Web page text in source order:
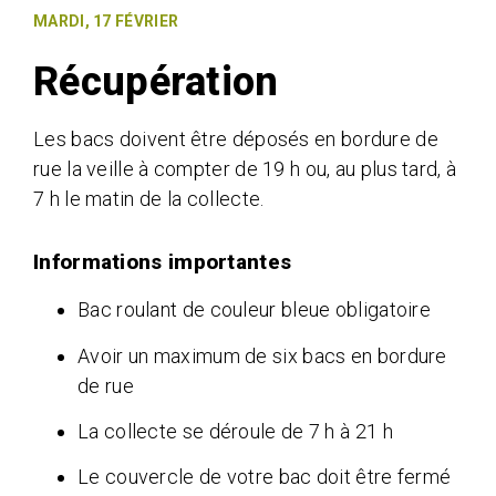
MARDI, 17 FÉVRIER
Récupération
Les bacs doivent être déposés en bordure de
rue la veille à compter de 19 h ou, au plus tard, à
7 h le matin de la collecte.
Informations importantes​​​​​​
Bac roulant de couleur bleue obligatoire
Avoir un maximum de six bacs en bordure
de rue
La collecte se déroule de 7 h à 21 h
Le couvercle de votre bac doit être fermé